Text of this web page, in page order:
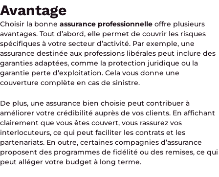
Avantage
Choisir la bonne assurance professionnelle offre plusieurs
avantages. Tout d’abord, elle permet de couvrir les risques
spécifiques à votre secteur d’activité. Par exemple, une
assurance destinée aux professions libérales peut inclure des
garanties adaptées, comme la protection juridique ou la
garantie perte d’exploitation. Cela vous donne une
couverture complète en cas de sinistre.
De plus, une assurance bien choisie peut contribuer à
améliorer votre crédibilité auprès de vos clients. En affichant
clairement que vous êtes couvert, vous rassurez vos
interlocuteurs, ce qui peut faciliter les contrats et les
partenariats. En outre, certaines compagnies d’assurance
proposent des programmes de fidélité ou des remises, ce qui
peut alléger votre budget à long terme.